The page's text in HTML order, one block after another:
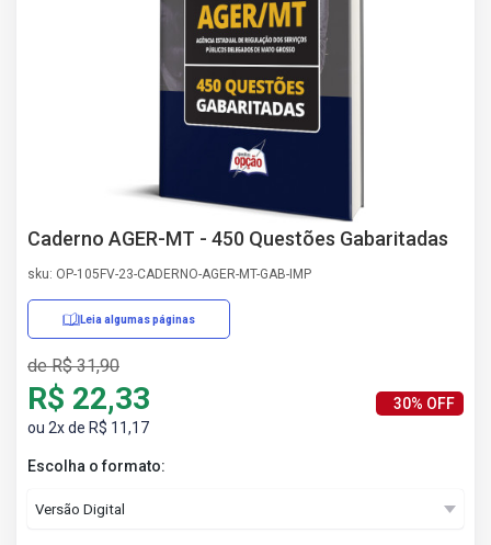
Caderno AGER-MT - 450 Questões Gabaritadas
sku: OP-105FV-23-CADERNO-AGER-MT-GAB-IMP
Leia algumas páginas
de R$ 31,90
R$ 22,33
ou 2x de R$ 11,17
30% OFF
Escolha o formato: